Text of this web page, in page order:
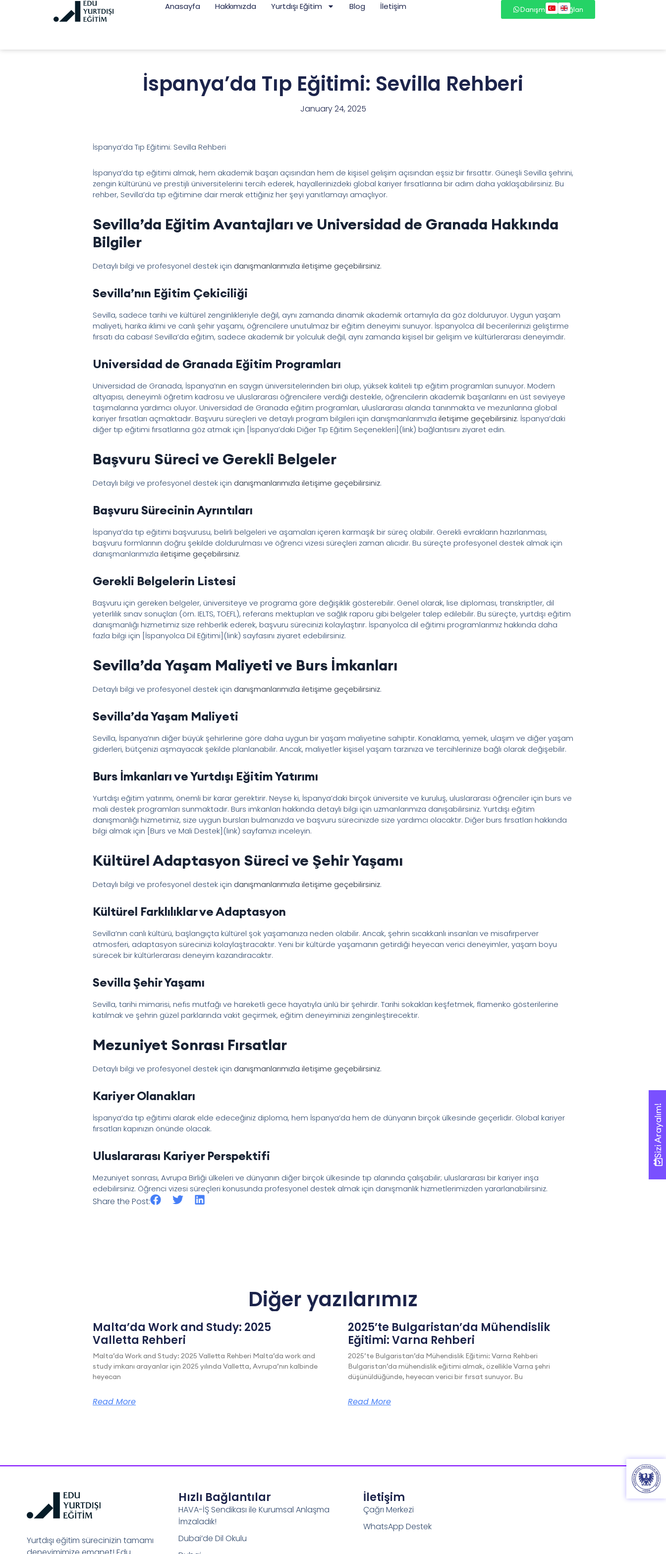
Anasayfa Hakkımızda Yurtdışı Eğitim Blog İletişim Danışmana Bağlan
İspanya’da Tıp Eğitimi: Sevilla Rehberi
January 24, 2025
İspanya’da Tıp Eğitimi: Sevilla Rehberi
İspanya’da tıp eğitimi almak, hem akademik başarı açısından hem de kişisel gelişim açısından eşsiz bir fırsattır. Güneşli Sevilla şehrini,
zengin kültürünü ve prestijli üniversitelerini tercih ederek, hayallerinizdeki global kariyer fırsatlarına bir adım daha yaklaşabilirsiniz. Bu
rehber, Sevilla’da tıp eğitimine dair merak ettiğiniz her şeyi yanıtlamayı amaçlıyor.
Sevilla’da Eğitim Avantajları ve Universidad de Granada Hakkında
Bilgiler
Detaylı bilgi ve profesyonel destek için danışmanlarımızla iletişime geçebilirsiniz.
Sevilla’nın Eğitim Çekiciliği
Sevilla, sadece tarihi ve kültürel zenginlikleriyle değil, aynı zamanda dinamik akademik ortamıyla da göz dolduruyor. Uygun yaşam
maliyeti, harika iklimi ve canlı şehir yaşamı, öğrencilere unutulmaz bir eğitim deneyimi sunuyor. İspanyolca dil becerilerinizi geliştirme
fırsatı da cabası! Sevilla’da eğitim, sadece akademik bir yolculuk değil, aynı zamanda kişisel bir gelişim ve kültürlerarası deneyimdir.
Universidad de Granada Eğitim Programları
Universidad de Granada, İspanya’nın en saygın üniversitelerinden biri olup, yüksek kaliteli tıp eğitim programları sunuyor. Modern
altyapısı, deneyimli öğretim kadrosu ve uluslararası öğrencilere verdiği destekle, öğrencilerin akademik başarılarını en üst seviyeye
taşımalarına yardımcı oluyor. Universidad de Granada eğitim programları, uluslararası alanda tanınmakta ve mezunlarına global
kariyer fırsatları açmaktadır. Başvuru süreçleri ve detaylı program bilgileri için danışmanlarımızla iletişime geçebilirsiniz. İspanya’daki
diğer tıp eğitimi fırsatlarına göz atmak için [İspanya’daki Diğer Tıp Eğitim Seçenekleri](link) bağlantısını ziyaret edin.
Başvuru Süreci ve Gerekli Belgeler
Detaylı bilgi ve profesyonel destek için danışmanlarımızla iletişime geçebilirsiniz.
Başvuru Sürecinin Ayrıntıları
İspanya’da tıp eğitimi başvurusu, belirli belgeleri ve aşamaları içeren karmaşık bir süreç olabilir. Gerekli evrakların hazırlanması,
başvuru formlarının doğru şekilde doldurulması ve öğrenci vizesi süreçleri zaman alıcıdır. Bu süreçte profesyonel destek almak için
danışmanlarımızla iletişime geçebilirsiniz.
Gerekli Belgelerin Listesi
Başvuru için gereken belgeler, üniversiteye ve programa göre değişiklik gösterebilir. Genel olarak, lise diploması, transkriptler, dil
yeterlilik sınav sonuçları (örn. IELTS, TOEFL), referans mektupları ve sağlık raporu gibi belgeler talep edilebilir. Bu süreçte, yurtdışı eğitim
danışmanlığı hizmetimiz size rehberlik ederek, başvuru sürecinizi kolaylaştırır. İspanyolca dil eğitimi programlarımız hakkında daha
fazla bilgi için [İspanyolca Dil Eğitimi](link) sayfasını ziyaret edebilirsiniz.
Sevilla’da Yaşam Maliyeti ve Burs İmkanları
Detaylı bilgi ve profesyonel destek için danışmanlarımızla iletişime geçebilirsiniz.
Sevilla’da Yaşam Maliyeti
Sevilla, İspanya’nın diğer büyük şehirlerine göre daha uygun bir yaşam maliyetine sahiptir. Konaklama, yemek, ulaşım ve diğer yaşam
giderleri, bütçenizi aşmayacak şekilde planlanabilir. Ancak, maliyetler kişisel yaşam tarzınıza ve tercihlerinize bağlı olarak değişebilir.
Burs İmkanları ve Yurtdışı Eğitim Yatırımı
Yurtdışı eğitim yatırımı, önemli bir karar gerektirir. Neyse ki, İspanya’daki birçok üniversite ve kuruluş, uluslararası öğrenciler için burs ve
mali destek programları sunmaktadır. Burs imkanları hakkında detaylı bilgi için uzmanlarımıza danışabilirsiniz. Yurtdışı eğitim
danışmanlığı hizmetimiz, size uygun bursları bulmanızda ve başvuru sürecinizde size yardımcı olacaktır. Diğer burs fırsatları hakkında
bilgi almak için [Burs ve Mali Destek](link) sayfamızı inceleyin.
Kültürel Adaptasyon Süreci ve Şehir Yaşamı
Detaylı bilgi ve profesyonel destek için danışmanlarımızla iletişime geçebilirsiniz.
Kültürel Farklılıklar ve Adaptasyon
Sevilla’nın canlı kültürü, başlangıçta kültürel şok yaşamanıza neden olabilir. Ancak, şehrin sıcakkanlı insanları ve misafirperver
atmosferi, adaptasyon sürecinizi kolaylaştıracaktır. Yeni bir kültürde yaşamanın getirdiği heyecan verici deneyimler, yaşam boyu
sürecek bir kültürlerarası deneyim kazandıracaktır.
Sevilla Şehir Yaşamı
Sevilla, tarihi mimarisi, nefis mutfağı ve hareketli gece hayatıyla ünlü bir şehirdir. Tarihi sokakları keşfetmek, flamenko gösterilerine
katılmak ve şehrin güzel parklarında vakit geçirmek, eğitim deneyiminizi zenginleştirecektir.
Mezuniyet Sonrası Fırsatlar
Detaylı bilgi ve profesyonel destek için danışmanlarımızla iletişime geçebilirsiniz.
Kariyer Olanakları
İspanya’da tıp eğitimi alarak elde edeceğiniz diploma, hem İspanya’da hem de dünyanın birçok ülkesinde geçerlidir. Global kariyer
fırsatları kapınızın önünde olacak.
Uluslararası Kariyer Perspektifi
Mezuniyet sonrası, Avrupa Birliği ülkeleri ve dünyanın diğer birçok ülkesinde tıp alanında çalışabilir; uluslararası bir kariyer inşa
edebilirsiniz. Öğrenci vizesi süreçleri konusunda profesyonel destek almak için danışmanlık hizmetlerimizden yararlanabilirsiniz.
Share the Post:
Diğer yazılarımız
Malta’da Work and Study: 2025
Valletta Rehberi
Malta’da Work and Study: 2025 Valletta Rehberi Malta’da work and
study imkanı arayanlar için 2025 yılında Valletta, Avrupa’nın kalbinde
heyecan
Read More
2025’te Bulgaristan’da Mühendislik
Eğitimi: Varna Rehberi
2025’te Bulgaristan’da Mühendislik Eğitimi: Varna Rehberi
Bulgaristan’da mühendislik eğitimi almak, özellikle Varna şehri
düşünüldüğünde, heyecan verici bir fırsat sunuyor. Bu
Read More
Sizi Arayalım!
Sizi Arayalım!
Yurtdışı eğitim sürecinizin tamamı
Hızlı Bağlantılar
HAVA-İŞ Sendikası ile Kurumsal Anlaşma
İmzaladık!
Dubai’de Dil Okulu
İletişim
Çağrı Merkezi
WhatsApp Destek